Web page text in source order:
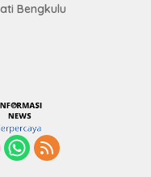
Bengkulu